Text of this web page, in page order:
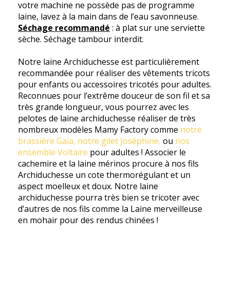
votre machine ne possède pas de programme
laine, lavez à la main dans de l’eau savonneuse.
Séchage recommandé : à plat sur une serviette
sèche. Séchage tambour interdit.
Notre laine Archiduchesse est particulièrement
recommandée pour réaliser des vêtements tricots
pour enfants ou accessoires tricotés pour adultes.
Reconnues pour l’extrême douceur de son fil et sa
très grande longueur, vous pourrez avec les
pelotes de laine archiduchesse réaliser de très
nombreux modèles Mamy Factory comme notre
brassière Gaia, notre gilet Joséphine, ou nos
ensemble Voltaire pour adultes ! Associer le
cachemire et la laine mérinos procure à nos fils
Archiduchesse un cote thermorégulant et un
aspect moelleux et doux. Notre laine
archiduchesse pourra très bien se tricoter avec
d’autres de nos fils comme la Laine merveilleuse
en mohair pour des rendus chinées !